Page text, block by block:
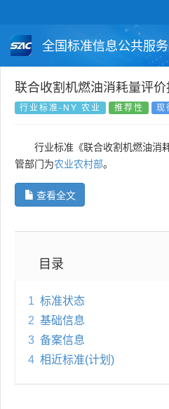
全国标准信息公共服
国家标准 行业
国外标准 技术委
联合收割机燃油消耗量评
行业标准-NY 农业 推荐性 现
行业标准《联合收割机燃油消
管部门为农业农村部。
查看全文
目录
1 标准状态
2 基础信息
3 备案信息
4 相近标准(计划)